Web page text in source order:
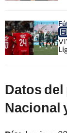
Datos
Nacional